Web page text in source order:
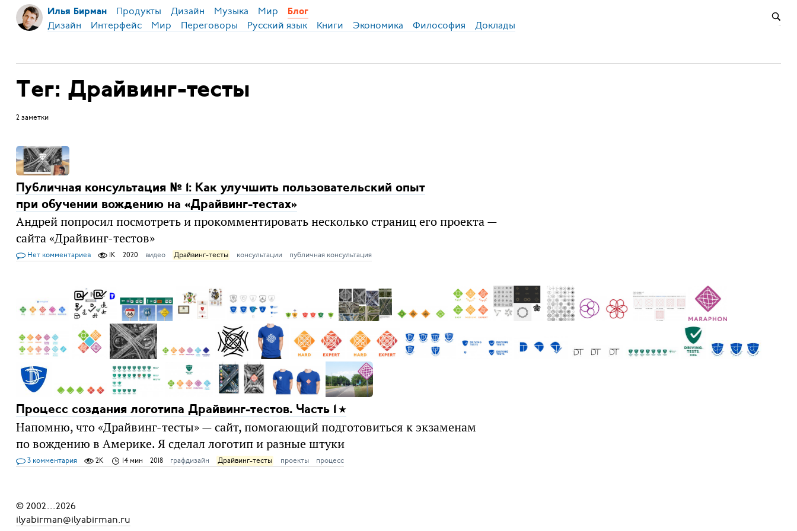
Илья Бирман Продукты Дизайн Музыка Мир Блог
Дизайн Интерфейс Мир Переговоры Русский язык Книги Экономика Философия Доклады
Тег: Драйвинг-тесты
2 заметки
Публичная консультация № 1: Как улучшить пользовательский опыт
при обучении вождению на «Драйвинг-тестах»
Андрей попросил посмотреть и прокомментировать несколько страниц его проекта —
сайта «Драйвинг-тестов»
Нет комментариев 1K 2020 видео Драйвинг-тесты консультации публичная консультация
Процесс создания логотипа Драйвинг-тестов. Часть 1
Напомню, что «Драйвинг-тесты» — сайт, помогающий подготовиться к экзаменам
по вождению в Америке. Я сделал логотип и разные штуки
3 комментария 2K 14 мин 2018 графдизайн Драйвинг-тесты проекты процесс
© 2002...2026
ilyabirman@ilyabirman.ru